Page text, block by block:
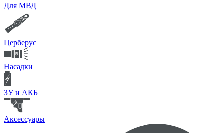
Для МВД
Церберус
Насадки
ЗУ и АКБ
Аксессуары